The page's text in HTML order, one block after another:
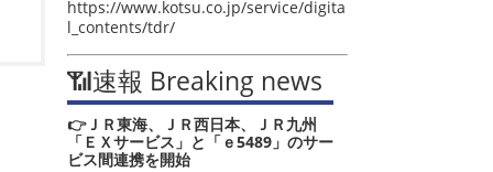
https://www.kotsu.co.jp/service/digita
l_contents/tdr/
📶速報 Breaking news
👉ＪＲ東海、ＪＲ西日本、ＪＲ九州
「ＥＸサービス」と「ｅ5489」のサー
ビス間連携を開始